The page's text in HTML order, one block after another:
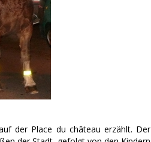
der Place du château erzählt. Der